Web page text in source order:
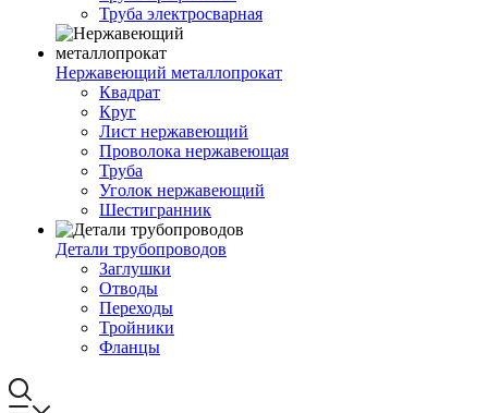
Труба электросварная
Нержавеющий металлопрокат
Квадрат
Круг
Лист нержавеющий
Проволока нержавеющая
Труба
Уголок нержавеющий
Шестигранник
Детали трубопроводов
Заглушки
Отводы
Переходы
Тройники
Фланцы